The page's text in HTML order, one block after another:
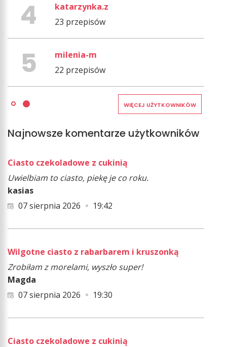
katarzynka.z
23 przepisów
milenia-m
22 przepisów
WIĘCEJ UŻYTKOWNIKÓW
Najnowsze komentarze użytkowników
Ciasto czekoladowe z cukinią
Uwielbiam to ciasto, piekę je co roku.
kasias
07 sierpnia 2026
19:42
Wilgotne ciasto z rabarbarem i kruszonką
Zrobiłam z morelami, wyszło super!
Magda
07 sierpnia 2026
19:30
Ciasto czekoladowe z cukinią